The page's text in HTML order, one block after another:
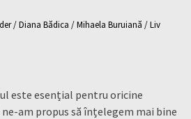
/ Diana Bădica / Mihaela Buruiană / Liv
este esențial pentru oricine
ne-am propus să înțelegem mai bine